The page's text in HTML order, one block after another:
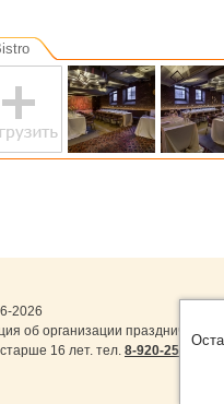
2026
об организации праздничных
16 лет. тел. 8-920-253-22-14